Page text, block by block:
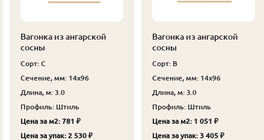
Вагонка из ангарской
сосны
Сорт: С
Сечение, мм: 14x96
Длина, м: 3.0
Профиль: Штиль
Цена за м2: 781 ₽
Цена за упак: 2 530 ₽
Вагонка из ангарской
сосны
Сорт: В
Сечение, мм: 14x96
Длина, м: 3.0
Профиль: Штиль
Цена за м2: 1 051 ₽
Цена за упак: 3 405 ₽